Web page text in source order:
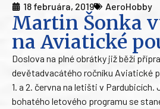
18 februára, 2019 AeroHobby
Martin Šonka
na Aviatické
Doslova na plné obrátky již běží
devětadvacátého ročníku Aviatické
1. a 2. června na letišti v Pardubicích.
bohatého letového programu se